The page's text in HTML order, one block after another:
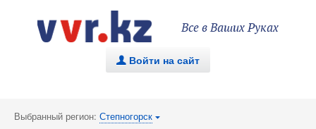
Все в Ваших Руках
. Войти на сайт
Выбранный регион: Степногорск {